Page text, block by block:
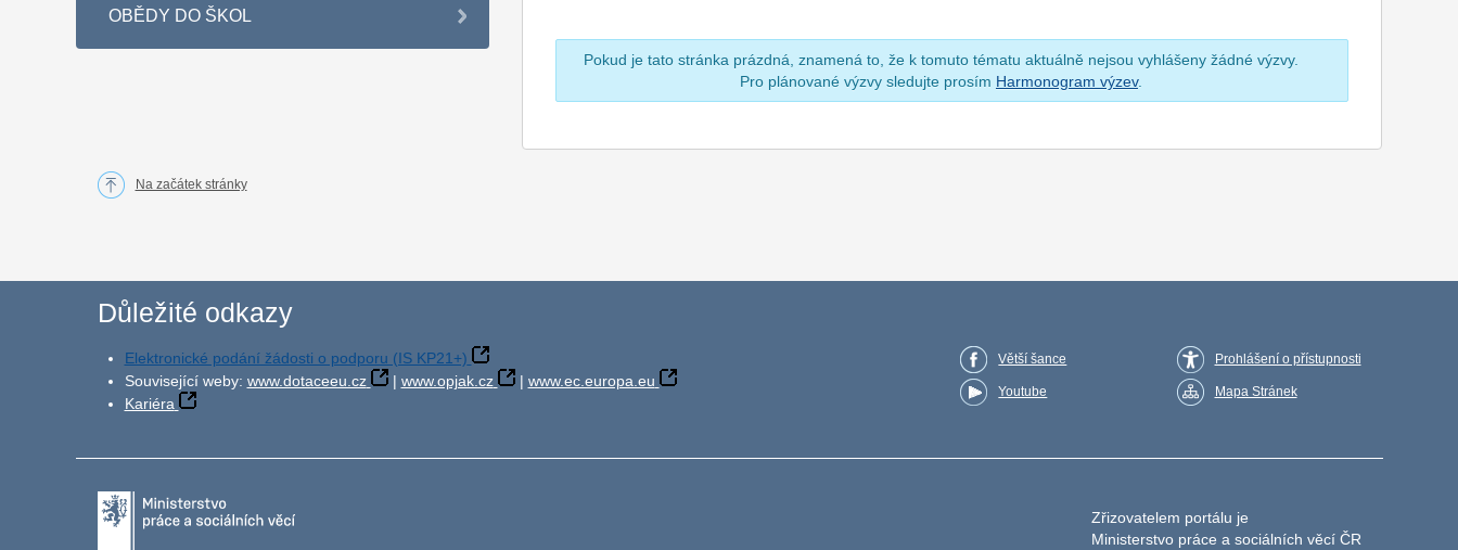
OBĚDY DO ŠKOL
Pokud je tato stránka prázdná, znamená to, že k tomuto tématu aktuálně nejsou vyhlášeny žádné výzvy.
Pro plánované výzvy sledujte prosím Harmonogram výzev.
Na začátek stránky
Důležité odkazy
Elektronické podání žádosti o podporu (IS KP21+)
Související weby: www.dotaceeu.cz | www.opjak.cz | www.ec.europa.eu
Kariéra
Větší šance
Youtube
Prohlášení o přístupnosti
Mapa Stránek
Zřizovatelem portálu je
Ministerstvo práce a sociálních věcí ČR